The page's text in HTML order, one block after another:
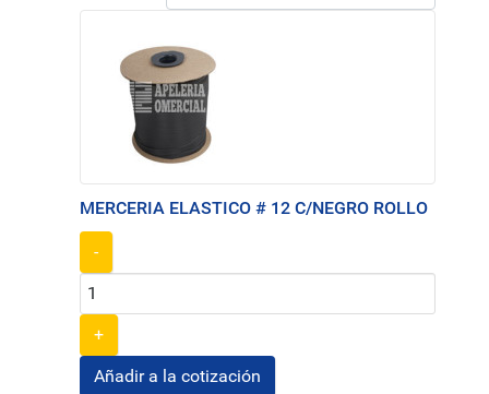
MERCERIA ELASTICO # 12 C/NEGRO ROLLO
-
+